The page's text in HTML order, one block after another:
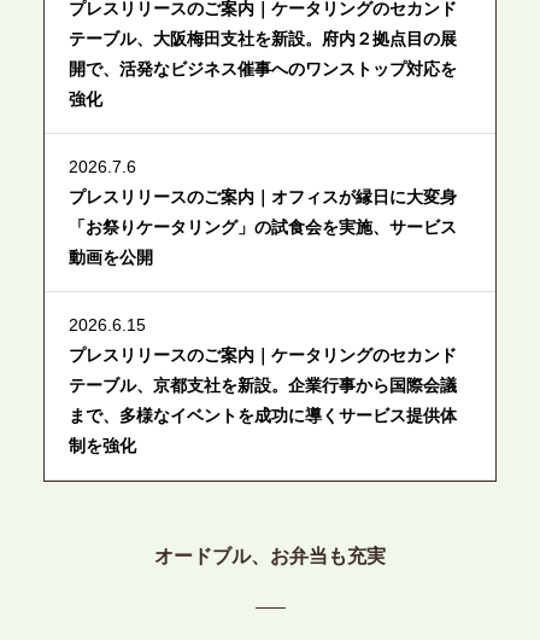
プレスリリースのご案内｜ケータリングのセカンド
テーブル、大阪梅田支社を新設。府内２拠点目の展
開で、活発なビジネス催事へのワンストップ対応を
強化
2026.7.6
プレスリリースのご案内｜オフィスが縁日に大変身
「お祭りケータリング」の試食会を実施、サービス
動画を公開
2026.6.15
プレスリリースのご案内｜ケータリングのセカンド
テーブル、京都支社を新設。企業行事から国際会議
まで、多様なイベントを成功に導くサービス提供体
制を強化
プレスリリースのご案内｜ケータリングのセカンド
目の展開で、拡大する出張パーティー・ケータリン
オードブル、お弁当も充実